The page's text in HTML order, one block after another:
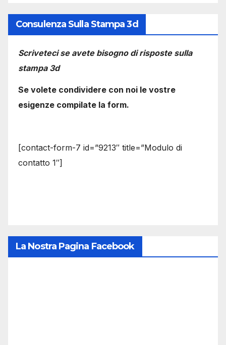
Consulenza Sulla Stampa 3d
Scriveteci se avete bisogno di risposte sulla
stampa 3d
Se volete condividere con noi le vostre
esigenze compilate la form.
[contact-form-7 id=”9213″ title=”Modulo di
contatto 1″]
La Nostra Pagina Facebook